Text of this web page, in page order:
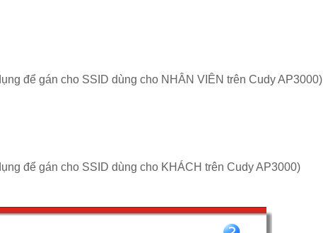
để gán cho SSID dùng cho NHÂN VIÊN trên Cudy AP3000)
để gán cho SSID dùng cho KHÁCH trên Cudy AP3000)